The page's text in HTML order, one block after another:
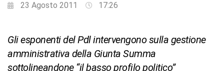
23 Agosto 2011 17:26
Gli esponenti del Pdl intervengono sulla gestione
amministrativa della Giunta Summa
sottolineandone “il basso profilo politico”